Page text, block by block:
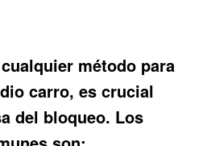
método para
carro, es crucial
del bloqueo. Los